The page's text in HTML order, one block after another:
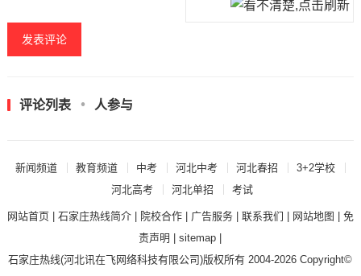
评论列表 人参与
新闻频道 教育频道 中考 河北中考 河北春招
3+2学校
河北高考
河北单招 考试
网站首页| 石家庄热线简介| 院校合作| 广告服务| 联系我们 网站地图
免
责声明
|sitemap
石家庄热线(河北讯在飞网络科技有限公司)版权所有 2004-2026 Copyright©